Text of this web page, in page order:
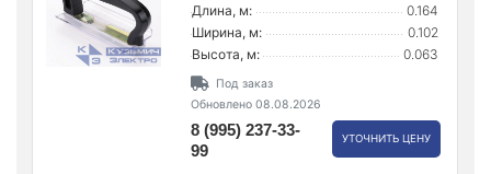
Длина, м:
0.164
Ширина, м:
0.102
Высота, м:
0.063
Под заказ
Обновлено 08.08.2026
8 (995) 237-33-
99
УТОЧНИТЬ ЦЕНУ